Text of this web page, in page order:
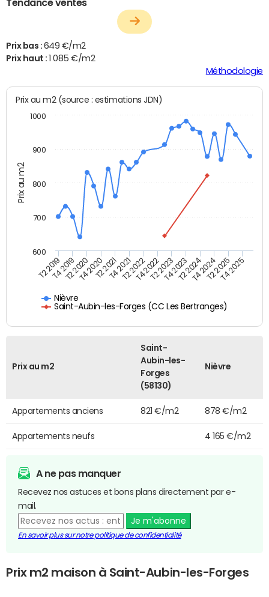
Tendance ventes
Prix bas : 649 €/m2
Prix haut :1 085 €/m2
Méthodologie
Prix au m2
Prix au m2 (source : estimations JDN)
Nièvre
Saint-Aubin-les-Forges (CC Les Bertranges)
T2 2019T4 2019T2 2020T4 2020T2 2021T4 2021T2 2022T4 2022T2 2023T4 2023T2 2024T4 2024T2 2025T4 2025
600
700
800
900
1000
Prix au m2
Saint-
Aubin-les-
Forges
(58130)
Nièvre
Appartements anciens 821 €/m2 878 €/m2
Appartements neufs 4 165 €/m2
A ne pas manquer
Recevez nos astuces et bons plans directement par e-
mail.
Je m'abonne
En savoir plus sur notre politique de confidentialité
Prix m2 maison à Saint-Aubin-les-Forges